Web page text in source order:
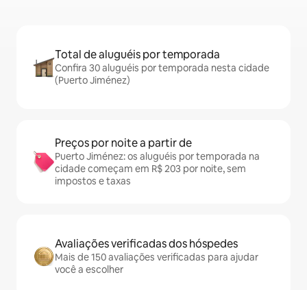
Total de aluguéis por temporada
Confira 30 aluguéis por temporada nesta cidade
(Puerto Jiménez)
Preços por noite a partir de
Puerto Jiménez: os aluguéis por temporada na
cidade começam em R$ 203 por noite, sem
impostos e taxas
Avaliações verificadas dos hóspedes
Mais de 150 avaliações verificadas para ajudar
você a escolher